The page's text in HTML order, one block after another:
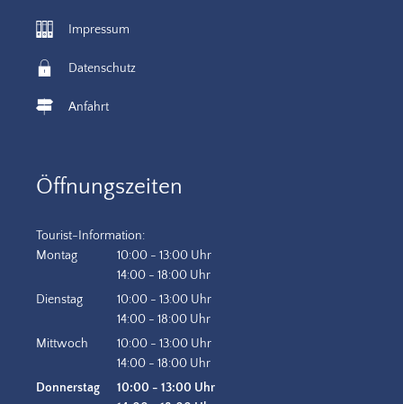
Impressum
Datenschutz
Anfahrt
Öffnungszeiten
Tourist-Information:
Montag
10:00 - 13:00 Uhr
Von 10:00 bis 13:00 Uhr
14:00 - 18:00 Uhr
Von 14:00 bis 18:00 Uhr
Dienstag 10:00 - 13:00 Uhr
Von 10:00 bis 13:00 Uhr
14:00 - 18:00 Uhr
Von 14:00 bis 18:00 Uhr
Mittwoch 10:00 - 13:00 Uhr
Von 10:00 bis 13:00 Uhr
14:00 - 18:00 Uhr
Von 14:00 bis 18:00 Uhr
Donnerstag 10:00 - 13:00 Uhr